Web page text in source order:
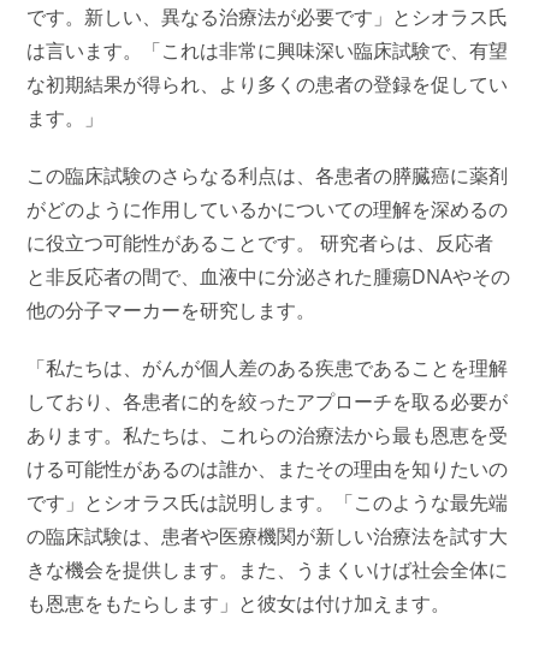
です。新しい、異なる治療法が必要です」とシオラス氏
は言います。「これは非常に興味深い臨床試験で、有望
な初期結果が得られ、より多くの患者の登録を促してい
ます。」
この臨床試験のさらなる利点は、各患者の膵臓癌に薬剤
がどのように作用しているかについての理解を深めるの
に役立つ可能性があることです。 研究者らは、反応者
と非反応者の間で、血液中に分泌された腫瘍DNAやその
他の分子マーカーを研究します。
「私たちは、がんが個人差のある疾患であることを理解
しており、各患者に的を絞ったアプローチを取る必要が
あります。私たちは、これらの治療法から最も恩恵を受
ける可能性があるのは誰か、またその理由を知りたいの
です」とシオラス氏は説明します。「このような最先端
の臨床試験は、患者や医療機関が新しい治療法を試す大
きな機会を提供します。また、うまくいけば社会全体に
も恩恵をもたらします」と彼女は付け加えます。